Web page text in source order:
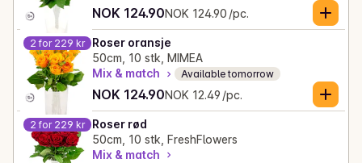
NOK 124.90
Current price is: NOK 124.90
NOK 124.90 /pc.
Unit price: NOK 124.90 /pc.
2 for 229 kr
Roser oransje
50cm, 10 stk, MIMEA
Mix & match
Available tomorrow
NOK 124.90
Current price is: NOK 124.90
NOK 12.49 /pc.
Unit price: NOK 12.49 /pc.
2 for 229 kr
Roser rød
50cm, 10 stk, FreshFlowers
Mix & match